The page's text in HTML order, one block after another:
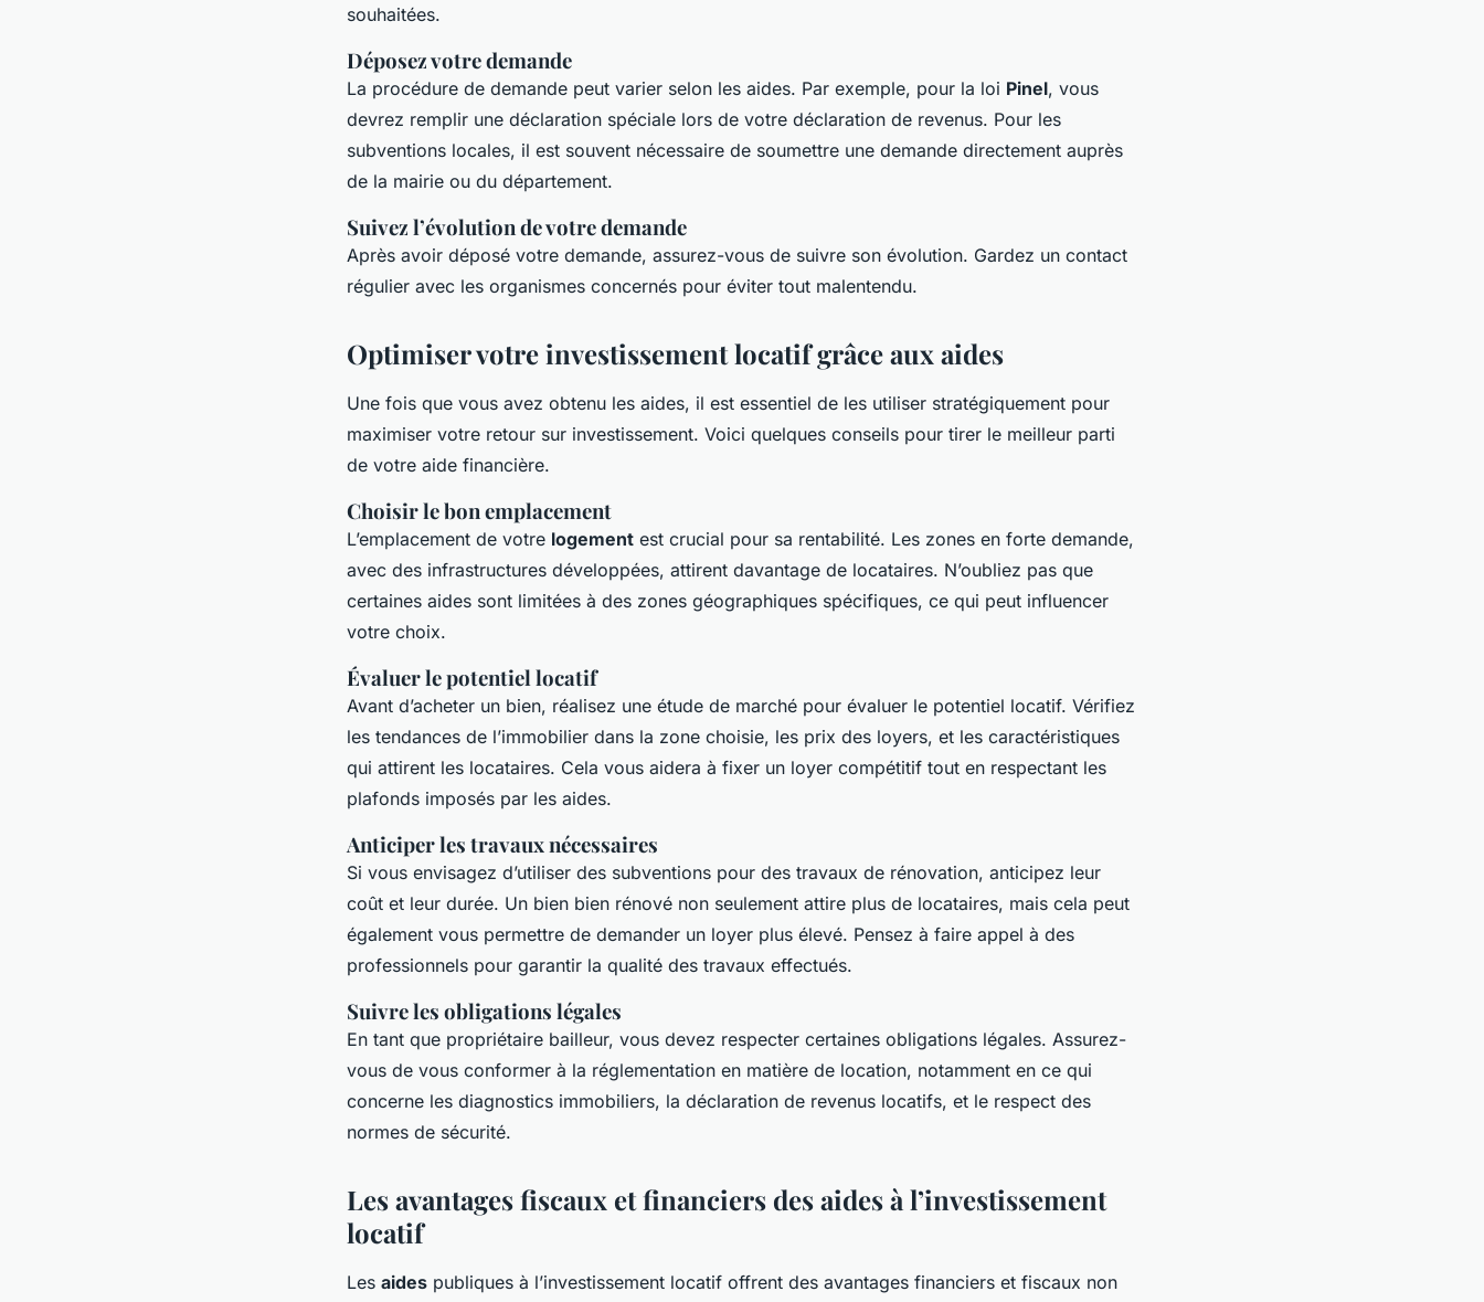
souhaitées.
Déposez votre demande
La procédure de demande peut varier selon les aides. Par exemple, pour la loi Pinel, vous
devrez remplir une déclaration spéciale lors de votre déclaration de revenus. Pour les
subventions locales, il est souvent nécessaire de soumettre une demande directement auprès
de la mairie ou du département.
Suivez l’évolution de votre demande
Après avoir déposé votre demande, assurez-vous de suivre son évolution. Gardez un contact
régulier avec les organismes concernés pour éviter tout malentendu.
Optimiser votre investissement locatif grâce aux aides
Une fois que vous avez obtenu les aides, il est essentiel de les utiliser stratégiquement pour
maximiser votre retour sur investissement. Voici quelques conseils pour tirer le meilleur parti
de votre aide financière.
Choisir le bon emplacement
L’emplacement de votre logement est crucial pour sa rentabilité. Les zones en forte demande,
avec des infrastructures développées, attirent davantage de locataires. N’oubliez pas que
certaines aides sont limitées à des zones géographiques spécifiques, ce qui peut influencer
votre choix.
Évaluer le potentiel locatif
Avant d’acheter un bien, réalisez une étude de marché pour évaluer le potentiel locatif. Vérifiez
les tendances de l’immobilier dans la zone choisie, les prix des loyers, et les caractéristiques
qui attirent les locataires. Cela vous aidera à fixer un loyer compétitif tout en respectant les
plafonds imposés par les aides.
Anticiper les travaux nécessaires
Si vous envisagez d’utiliser des subventions pour des travaux de rénovation, anticipez leur
coût et leur durée. Un bien bien rénové non seulement attire plus de locataires, mais cela peut
également vous permettre de demander un loyer plus élevé. Pensez à faire appel à des
professionnels pour garantir la qualité des travaux effectués.
Suivre les obligations légales
En tant que propriétaire bailleur, vous devez respecter certaines obligations légales. Assurez-
vous de vous conformer à la réglementation en matière de location, notamment en ce qui
concerne les diagnostics immobiliers, la déclaration de revenus locatifs, et le respect des
normes de sécurité.
Les avantages fiscaux et financiers des aides à l’investissement
locatif
Les aides publiques à l’investissement locatif offrent des avantages financiers et fiscaux non